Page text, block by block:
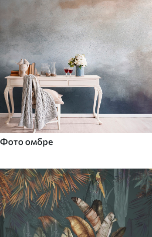
Фото омбре